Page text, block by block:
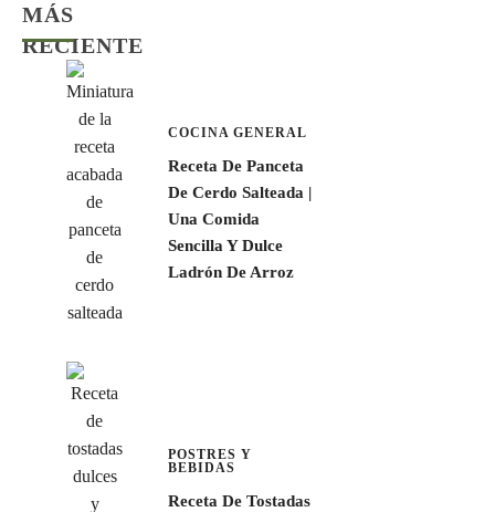
MÁS
RECIENTE
COCINA GENERAL
Receta De Panceta
De Cerdo Salteada |
Una Comida
Sencilla Y Dulce
Ladrón De Arroz
POSTRES Y
BEBIDAS
Receta De Tostadas